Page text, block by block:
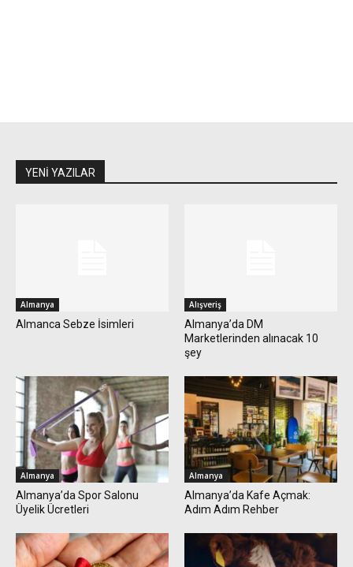
YENİ YAZILAR
Almanya
Almanca Sebze İsimleri
Alışveriş
Almanya’da DM
Marketlerinden alınacak 10
şey
Almanya
Almanya’da Spor Salonu
Üyelik Ücretleri
Almanya
Almanya’da Kafe Açmak:
Adım Adım Rehber